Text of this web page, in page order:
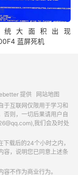
统大面积出现
蓝屏死机
提供
网站地图
于互联网仅限用于学习和
否则，一切后果请用户自
我们会及时处
载后的24个小时之内，
容，说明您已同意上述条
不作为商业行为。